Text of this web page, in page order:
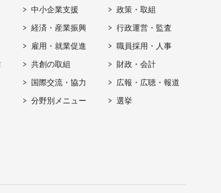
中小企業支援
経済・産業振興
雇用・就業促進
共創の取組
国際交流・協力
分野別メニュー
政策・取組
行政運営・監査
職員採用・人事
財政・会計
広報・広聴・報道
選挙